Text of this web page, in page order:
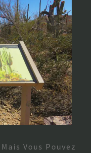
Vous Pouvez